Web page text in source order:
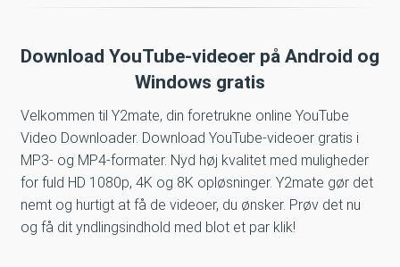
Download YouTube-videoer på Android og
Windows gratis
Velkommen til Y2mate, din foretrukne online YouTube
Video Downloader. Download YouTube-videoer gratis i
MP3- og MP4-formater. Nyd høj kvalitet med muligheder
for fuld HD 1080p, 4K og 8K opløsninger. Y2mate gør det
nemt og hurtigt at få de videoer, du ønsker. Prøv det nu
og få dit yndlingsindhold med blot et par klik!